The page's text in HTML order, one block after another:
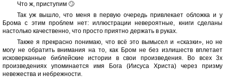
Что ж, приступим 🙄
Так уж вышло, что меня в первую очередь привлекает обложка и у
Брома с этим проблем нет: иллюстрации невероятные, книги сделаны
настолько качественно, что просто приятно держать в руках.
Также я прекрасно понимаю, что всё это вымысел и «сказки», но не
могу не обратить внимания на то, как Бром не без излишеств вплетает
исковерканные библейские истории в свои произведения. Во всех 3х
произведениях упоминается имя Бога (Иисуса Христа) через призму
невежества и небрежности.